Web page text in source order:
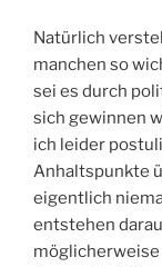
Natürlich
manchen so
sei es durch
sich gewinnen
ich leider
Anhaltspunkte
eigentlich
entstehen